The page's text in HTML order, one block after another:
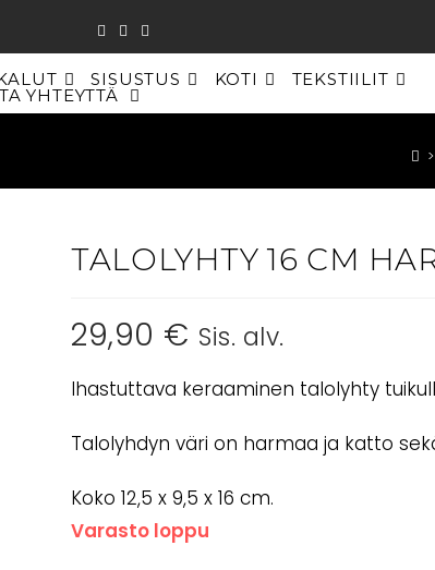
SISUSTUS KOTI TEKSTIILIT
YHTEYTTÄ TOGGLE
WEBSITE
>
TALOLYHTY 16 CM
29,90 € Sis. alv.
Ihastuttava keraaminen talolyhty
Talolyhdyn väri on harmaa ja katto
Koko 12,5 x 9,5 x 16 cm.
Varasto loppu